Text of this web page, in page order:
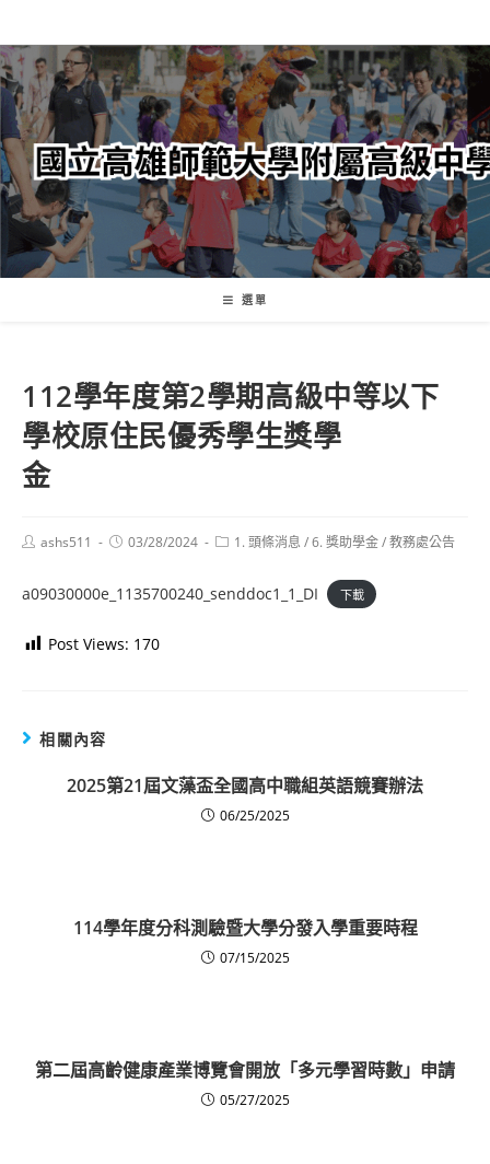
轉
至
主
內
容
選單
112學年度第2學期高級中等以下
學校原住民優秀學生獎學
金
Postashs511
Post03/28/2024
Post1. 頭條消息 /6. 獎助學金/教務處公告
a09030000e_1135700240_senddoc1_1_DI 下載
Post Views: 170
相關內容
2025第21屆文藻盃全國高中職組英語競賽辦法
06/25/2025
114學年度分科測驗暨大學分發入學重要時程
07/15/2025
第二屆高齡健康產業博覽會開放「多元學習時數」申請
05/27/2025